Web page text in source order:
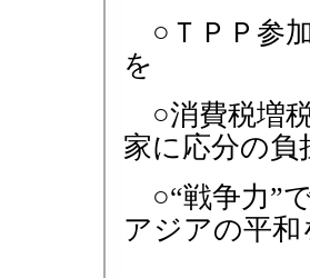
○ＴＰＰ参
を
○消費税増
家に応分の負
○“戦争力”
アジアの平和